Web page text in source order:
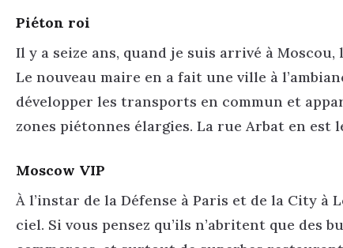
Piéton roi
Il y a seize ans, quand je suis arrivé à
Le nouveau maire en a fait une ville à
développer les transports en commun et
zones piétonnes élargies. La rue Arbat en est
Moscow VIP
À l’instar de la Défense à Paris et de la City
ciel. Si vous pensez qu’ils n’abritent que des